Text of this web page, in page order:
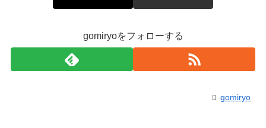
gomiryoをフォローする
gomiryo